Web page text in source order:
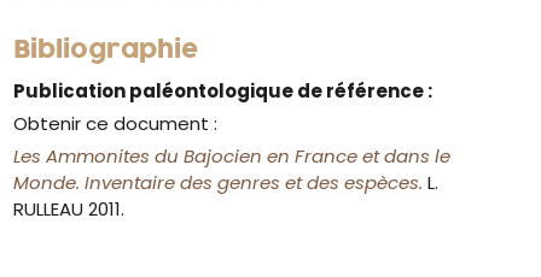
Bibliographie
Publication paléontologique de référence :
Obtenir ce document :
Les Ammonites du Bajocien en France et dans le
Monde. Inventaire des genres et des espèces. L.
RULLEAU 2011.